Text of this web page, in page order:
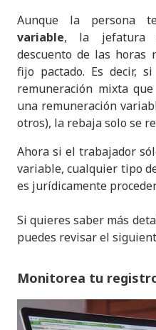
Aunque la persona
variable, la jefatura
descuento de las horas
fijo pactado. Es decir,
remuneración mixta
una remuneración
otros), la rebaja solo se
Ahora si el trabajador
variable, cualquier tipo
es jurídicamente
Si quieres saber más
puedes revisar el
Monitorea tu